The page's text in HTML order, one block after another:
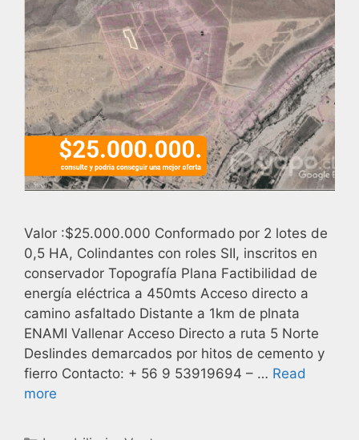
Valor :$25.000.000 Conformado por 2 lotes de
0,5 HA, Colindantes con roles SII, inscritos en
conservador Topografía Plana Factibilidad de
energía eléctrica a 450mts Acceso directo a
camino asfaltado Distante a 1km de plnata
ENAMI Vallenar Acceso Directo a ruta 5 Norte
Deslindes demarcados por hitos de cemento y
fierro Contacto: + 56 9 53919694 – … Read
more